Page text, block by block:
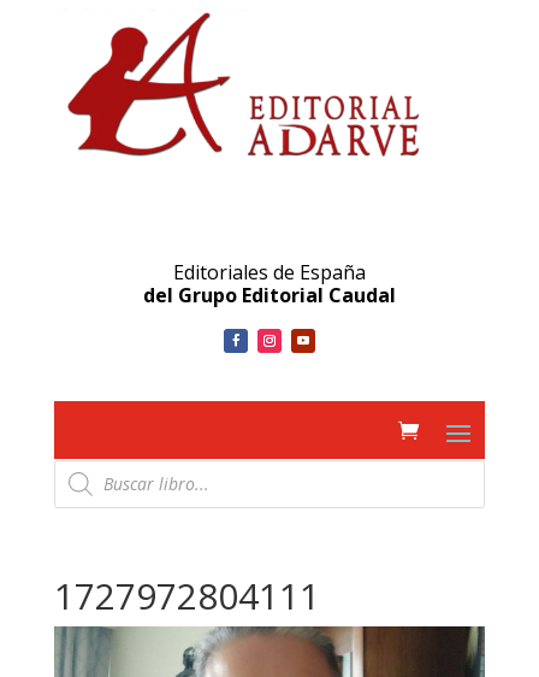
Editoriales de España
del Grupo Editorial Caudal
Búsqueda
de
productos
1727972804111